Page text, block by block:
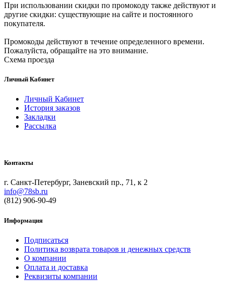
При использовании скидки по промокоду также действуют и
другие скидки: существующие на сайте и постоянного
покупателя.
Промокоды действуют в течение определенного времени.
Пожалуйста, обращайте на это внимание.
Схема проезда
Личный Кабинет
Личный Кабинет
История заказов
Закладки
Рассылка
Контакты
г. Санкт-Петербург, Заневский пр., 71, к 2
info@78sb.ru
(812) 906-90-49
Информация
Подписаться
Политика возврата товаров и денежных средств
О компании
Оплата и доставка
Реквизиты компании